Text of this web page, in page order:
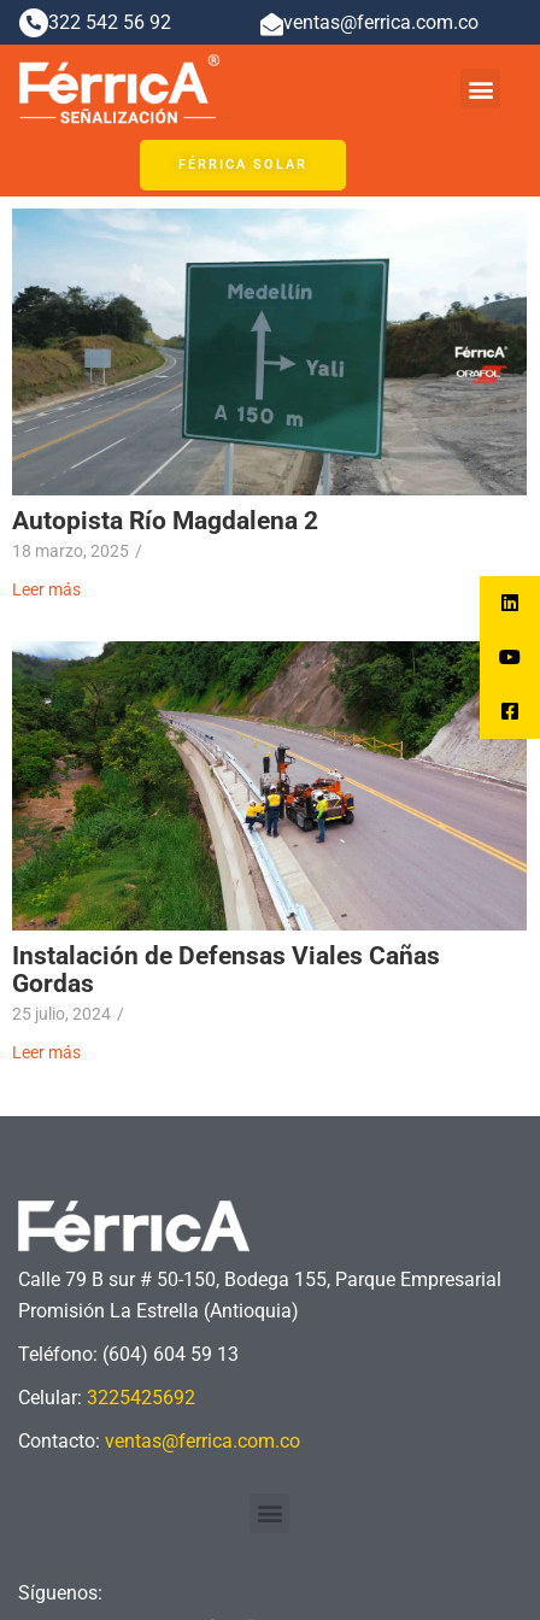
al
contenido
322 542 56 92 ventas@ferrica.com.co
FÉRRICA SOLAR
Autopista Río Magdalena 2
18 marzo, 2025 /
Leer más
Instalación de Defensas Viales Cañas
Gordas
25 julio, 2024 /
Leer más
Calle 79 B sur # 50-150, Bodega 155, Parque Empresarial
Promisión La Estrella (Antioquia)
Teléfono: (604) 604 59 13
Celular: 3225425692
Contacto: ventas@ferrica.com.co
Menu
Síguenos: